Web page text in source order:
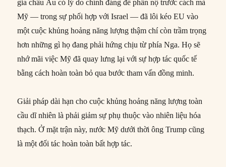
gia châu Âu có lý do chính đáng để phẫn nộ trước cách mà
Mỹ — trong sự phối hợp với Israel — đã lôi kéo EU vào
một cuộc khủng hoảng năng lượng thậm chí còn trầm trọng
hơn những gì họ đang phải hứng chịu từ phía Nga. Họ sẽ
nhớ mãi việc Mỹ đã quay lưng lại với sự hợp tác quốc tế
bằng cách hoàn toàn bỏ qua bước tham vấn đồng minh.
Giải pháp dài hạn cho cuộc khủng hoảng năng lượng toàn
cầu dĩ nhiên là phải giảm sự phụ thuộc vào nhiên liệu hóa
thạch. Ở mặt trận này, nước Mỹ dưới thời ông Trump cũng
là một đối tác hoàn toàn bất hợp tác.